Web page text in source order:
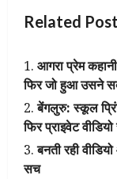
Related
आगरा प्रेम
फिर जो हुआ उसने
बेंगलुरु: स्कूल
फिर प्राइवेट
बनती रही
सच